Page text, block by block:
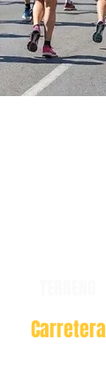
Carretera